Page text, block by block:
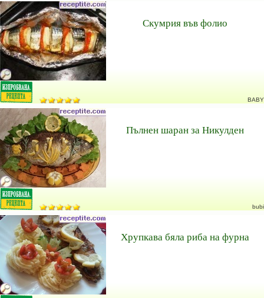
Скумрия във фолио
BABY
Пълнен шаран за Никулден
bubi
Хрупкава бяла риба на фурна